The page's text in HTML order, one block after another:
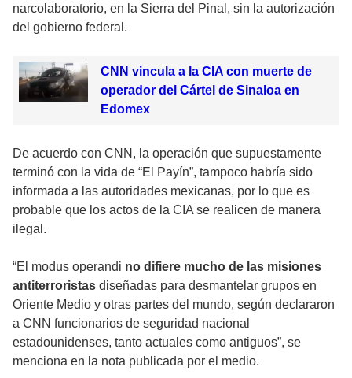
narcolaboratorio, en la Sierra del Pinal, sin la autorización
del gobierno federal.
CNN vincula a la CIA con muerte de
operador del Cártel de Sinaloa en
Edomex
De acuerdo con CNN, la operación que supuestamente
terminó con la vida de “El Payín”, tampoco habría sido
informada a las autoridades mexicanas, por lo que es
probable que los actos de la CIA se realicen de manera
ilegal.
“El modus operandi no difiere mucho de las misiones
antiterroristas diseñadas para desmantelar grupos en
Oriente Medio y otras partes del mundo, según declararon
a CNN funcionarios de seguridad nacional
estadounidenses, tanto actuales como antiguos”, se
menciona en la nota publicada por el medio.